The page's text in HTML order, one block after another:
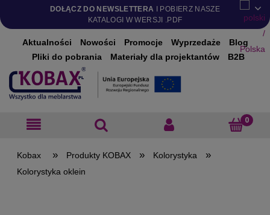
DOŁĄCZ DO NEWSLETTERA I POBIERZ NASZE
KATALOGI W WERSJI .PDF
Aktualności Nowości Promocje Wyprzedaże
Blog
Pliki do pobrania
Materiały dla projektantów B2B
» Produkty KOBAX » Kolorystyka »
Kolorystyka oklein